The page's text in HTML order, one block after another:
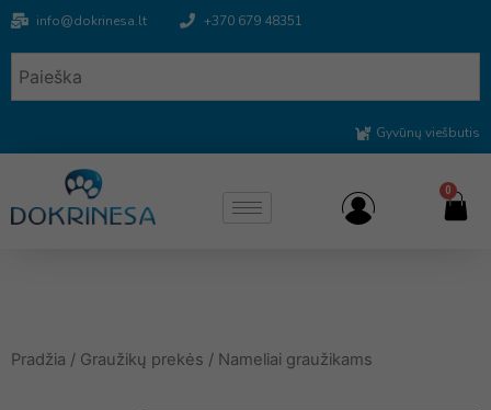
info@dokrinesa.lt +370 679 48351
Gyvūnų viešbutis
0
Pradžia / Graužikų prekės / Nameliai graužikams